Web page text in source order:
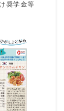
奨学金等